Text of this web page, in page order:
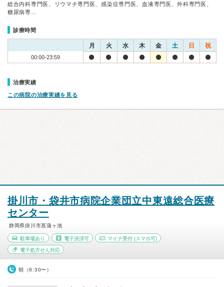
総合内科専門医、リウマチ専門医、感染症専門医、血液専門医、外科専門医、
糖尿病専…
診療時間
月 火 水 木 金 土 日 祝
00:00-23:59
治療実績
この病院の治療実績を見る
掛川市・袋井市病院企業団立中東遠総合医療
センター
静岡県掛川市菖蒲ヶ池
駐車場あり 電子決済可 マイナ受付 (スマホ可)
電子処方せん対応
朝（8:30〜）